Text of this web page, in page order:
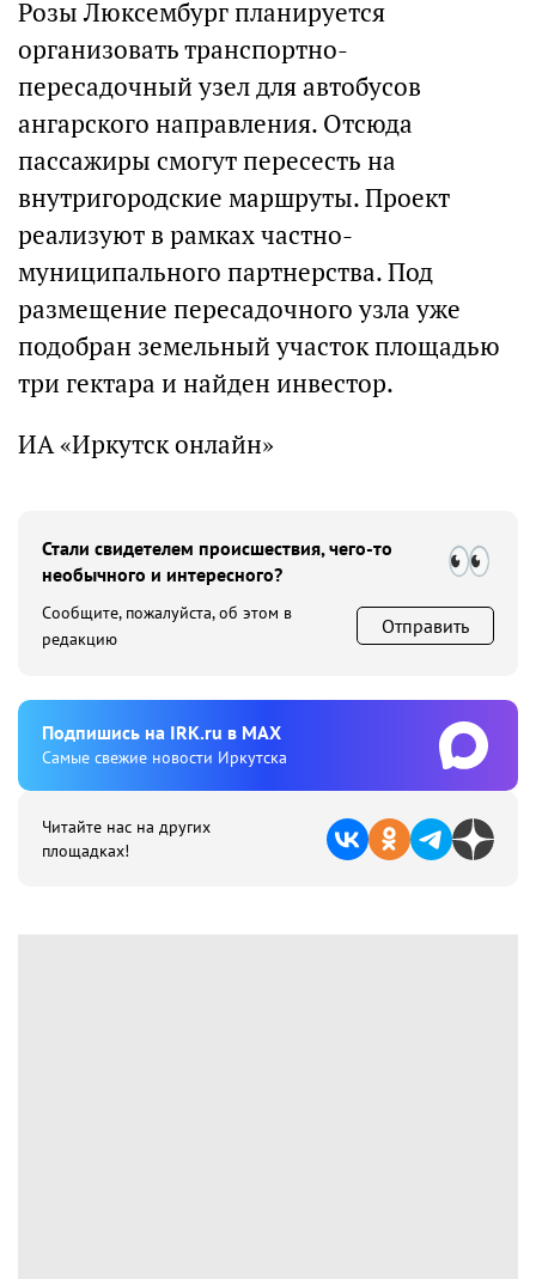
Розы Люксембург планируется
организовать транспортно-
пересадочный узел для автобусов
ангарского направления. Отсюда
пассажиры смогут пересесть на
внутригородские маршруты. Проект
реализуют в рамках частно-
муниципального партнерства. Под
размещение пересадочного узла уже
подобран земельный участок площадью
три гектара и найден инвестор.
ИА «Иркутск онлайн»
Стали свидетелем происшествия, чего-то
необычного и интересного?
Сообщите, пожалуйста, об этом в
редакцию
Отправить
Подпишиcь на IRK.ru в MAX
Cамые свежие новости Иркутска
Читайте нас на других
площадках!